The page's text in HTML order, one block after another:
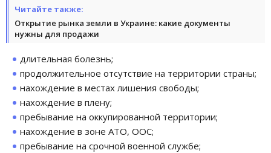
Читайте также:
Открытие рынка земли в Украине: какие документы
нужны для продажи
длительная болезнь;
продолжительное отсутствие на территории страны;
нахождение в местах лишения свободы;
нахождение в плену;
пребывание на оккупированной территории;
нахождение в зоне АТО, ООС;
пребывание на срочной военной службе;